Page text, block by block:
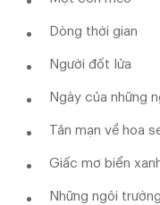
Dòng thời gian
Người đốt lửa
Ngày của những
Tản mạn về hoa
Giấc mơ biển
Những ngôi